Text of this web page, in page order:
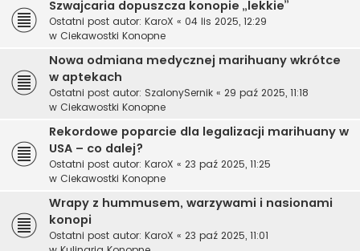
Szwajcaria dopuszcza konopie „lekkie”
Ostatni post autor: KaroX « 04 lis 2025, 12:29
w Ciekawostki Konopne
Nowa odmiana medycznej marihuany wkrótce
w aptekach
Ostatni post autor: SzalonySernik « 29 paź 2025, 11:18
w Ciekawostki Konopne
Rekordowe poparcie dla legalizacji marihuany w
USA – co dalej?
Ostatni post autor: KaroX « 23 paź 2025, 11:25
w Ciekawostki Konopne
Wrapy z hummusem, warzywami i nasionami
konopi
Ostatni post autor: KaroX « 23 paź 2025, 11:01